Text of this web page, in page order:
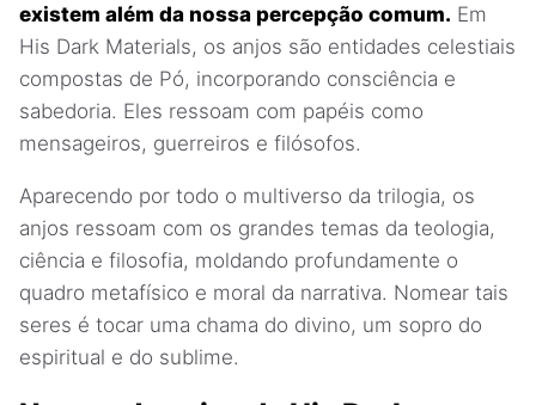
existem além da nossa percepção comum. Em
His Dark Materials, os anjos são entidades celestiais
compostas de Pó, incorporando consciência e
sabedoria. Eles ressoam com papéis como
mensageiros, guerreiros e filósofos.
Aparecendo por todo o multiverso da trilogia, os
anjos ressoam com os grandes temas da teologia,
ciência e filosofia, moldando profundamente o
quadro metafísico e moral da narrativa. Nomear tais
seres é tocar uma chama do divino, um sopro do
espiritual e do sublime.